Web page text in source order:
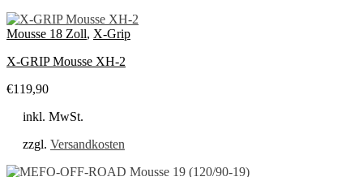
Mousse 18 Zoll, X-Grip
X-GRIP Mousse XH-2
€119,90
inkl. MwSt.
zzgl. Versandkosten